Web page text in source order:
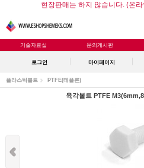
현장판매는 하지 않습니다. (온
기술자료실 문의게시판
로그인 마이페이지
플라스틱볼트 PTFE(테플론)
육각볼트 PTFE